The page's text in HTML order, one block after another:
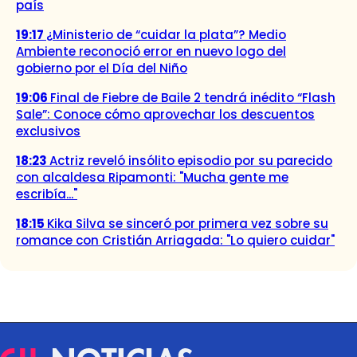
país
19:17 ¿Ministerio de “cuidar la plata”? Medio
Ambiente reconoció error en nuevo logo del
gobierno por el Día del Niño
19:06 Final de Fiebre de Baile 2 tendrá inédito “Flash
Sale”: Conoce cómo aprovechar los descuentos
exclusivos
18:23Actriz reveló insólito episodio por su parecido
con alcaldesa Ripamonti: "Mucha gente me
escribía..."
18:15 Kika Silva se sinceró por primera vez sobre su
romance con Cristián Arriagada: "Lo quiero cuidar"